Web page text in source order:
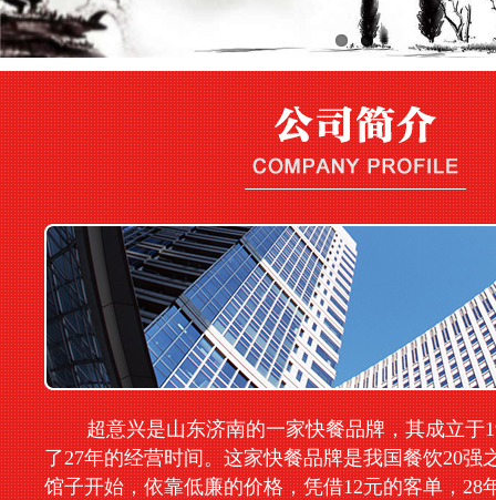
超意兴是山东济南的一家快餐品牌，其成立于
了27年的经营时间。这家快餐品牌是我国餐饮20强
馆子开始，依靠低廉的价格，凭借12元的客单，28